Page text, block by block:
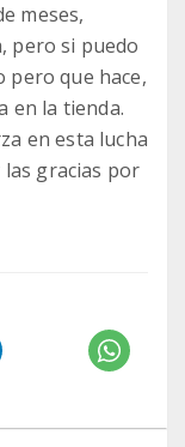
meses,
pero si puedo
pero que hace,
en la tienda.
en esta lucha
gracias por